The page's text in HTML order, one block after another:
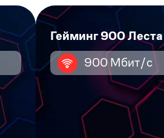
Гейминг 900 Леста
900 Мбит/с